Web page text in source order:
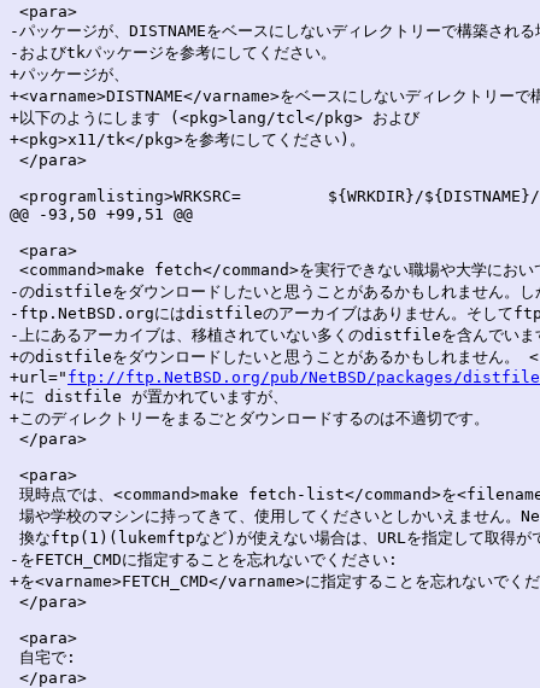
<para>
-パッケージが、DISTNAMEをベースにしないディレクトリーで構築され
-およびtkパッケージを参考にしてください。
+パッケージが、
+<varname>DISTNAME</varname>をベースにしないディレクトリーで
+以下のようにします (<pkg>lang/tcl</pkg> および
+<pkg>x11/tk</pkg>を参考にしてください)。
</para>
<programlisting>WRKSRC=         ${WRKDIR}/
@@ -93,50 +99,51 @@
<para>
<command>make fetch</command>を実行できない職場や大学におい
-のdistfileをダウンロードしたいと思うことがあるかもしれません。し
-ftp.NetBSD.orgにはdistfileのアーカイブはありません。そし
-上にあるアーカイブは、移植されていない多くのdistfileを含んでいま
+のdistfileをダウンロードしたいと思うことがあるかもしれません
+url=" ftp://ftp.NetBSD.org/pub/NetBSD/packages/
+に distfile が置かれていますが、
+このディレクトリーをまるごとダウンロードするのは不適切です。
</para>
<para>
現時点では、<command>make fetch-list</command>を
場や学校のマシンに持ってきて、使用してくださいとしかいえません。
換なftp(1)(lukemftpなど)が使えない場合は、URLを指定して取得が
-をFETCH_CMDに指定することを忘れないでください:
+を<varname>FETCH_CMD</varname>に指定することを忘れないでく
</para>
<para>
自宅で:
</para>